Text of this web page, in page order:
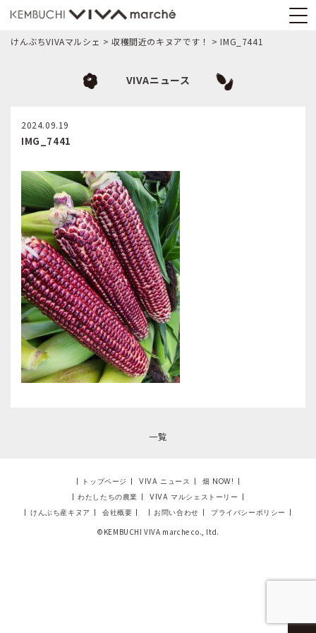
けんぶちVIVAマルシェ >収穫間近のキヌアです！ >IMG_7441
VIVAニュース
2024.09.19
IMG_7441
一覧
| トップページ | VIVA ニュース | 畑 NOW! |
| わたしたちの農業 | VIVA マルシェストーリー |
| けんぶち産キヌア | 会社概要 | | お問い合わせ | プライバシーポリシー |
©KEMBUCHI VIVA marche co., ltd.